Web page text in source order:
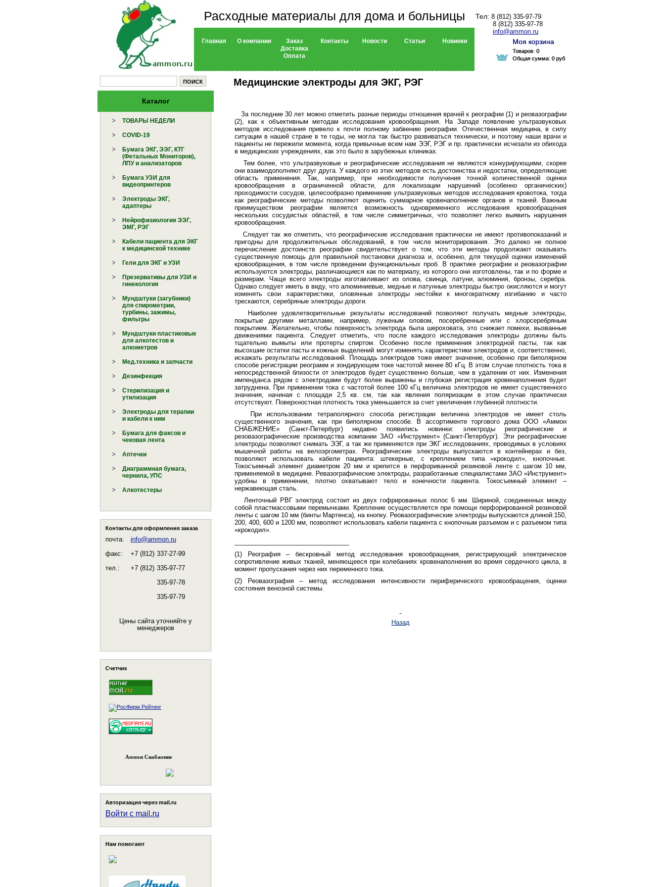
Расходные материалы для дома и больницы Тел: 8 (812) 335-97-79
8 (812) 335-97-78
info@ammon.ru
Моя корзина
Товаров: 0
Общая сумма: 0 руб
Главная О компании
Заказ
Доставка
Оплата
Контакты Новости Статьи Новинки Моя корзина
Товаров: 0
Общая сумма: 0 руб
Каталог
ТОВАРЫ НЕДЕЛИ
COVID-19
Бумага ЭКГ, ЭЭГ, КТГ
(Фетальных Мониторов),
ЛПУ и анализаторов
Бумага УЗИ для
видеопринтеров
Электроды ЭКГ,
адаптеры
Нейрофизиология ЭЭГ,
ЭМГ, РЭГ
Кабели пациента для ЭКГ
к медицинской технике
Гели для ЭКГ и УЗИ
Презервативы для УЗИ и
гинекология
Мундштуки (загубники)
для спирометрии,
турбины, зажимы,
фильтры
Мундштуки пластиковые
для алкотестов и
алкометров
Мед.техника и запчасти
Дезинфекция
Стерилизация и
утилизация
Электроды для терапии
и кабели к ним
Бумага для факсов и
чековая лента
Аптечки
Диаграммная бумага,
чернила, УПС
Алкотестеры
Контакты для оформления заказа
почта:
info@ammon.ru
факс:
+7 (812) 337-27-99
тел.:
+7 (812) 335-97-77
335-97-78
335-97-79
Цены сайта уточняйте у
менеджеров
Счетчик
Аммон Снабжение
Авторизация через mail.ru
Войти с mail.ru
Нам помогают
Медицинские электроды для ЭКГ, РЭГ
За последние 30 лет можно отметить разные периоды отношения врачей к реографии (1) и реовазографии
(2), как к объективным методам исследования кровообращения. На Западе появление ультразвуковых
методов исследования привело к почти полному забвению реографии. Отечественная медицина, в силу
ситуации в нашей стране в те годы, не могла так быстро развиваться технически, и поэтому наши врачи и
пациенты не пережили момента, когда привычные всем нам ЭЭГ, РЭГ и пр. практически исчезали из обихода
в медицинских учреждениях, как это было в зарубежных клиниках.
Тем более, что ультразвуковые и реографические исследования не являются конкурирующими, скорее
они взаимодополняют друг друга. У каждого из этих методов есть достоинства и недостатки, определяющие
область применения. Так, например, при необходимости получения точной количественной оценки
кровообращения в ограниченной области, для локализации нарушений (особенно органических)
проходимости сосудов, целесообразно применение ультразвуковых методов исследования кровотока, тогда
как реографические методы позволяют оценить суммарное кровенаполнение органов и тканей. Важным
преимуществом реографии является возможность одновременного исследования кровообращения
нескольких сосудистых областей, в том числе симметричных, что позволяет легко выявить нарушения
кровообращения.
Следует так же отметить, что реографические исследования практически не имеют противопоказаний и
пригодны для продолжительных обследований, в том числе мониторирования. Это далеко не полное
перечисление достоинств реографии свидетельствует о том, что эти методы продолжают оказывать
существенную помощь для правильной постановки диагноза и, особенно, для текущей оценки изменений
кровообращения, в том числе проведении функциональных проб. В практике реографии и реовазографии
используются электроды, различающиеся как по материалу, из которого они изготовлены, так и по форме и
размерам. Чаще всего электроды изготавливают из олова, свинца, латуни, алюминия, бронзы, серебра.
Однако следует иметь в виду, что алюминиевые, медные и латунные электроды быстро окисляются и могут
изменять свои характеристики, оловянные электроды нестойки к многократному изгибанию и часто
трескаются, серебряные электроды дороги.
Наиболее удовлетворительные результаты исследований позволяют получать медные электроды,
покрытые другими металлами, например, луженым оловом, посеребренные или с хлорсеребряным
покрытием. Желательно, чтобы поверхность электрода была шероховата, это снижает помехи, вызванные
движениями пациента. Следует отметить, что после каждого исследования электроды должны быть
тщательно вымыты или протерты спиртом. Особенно после применения электродной пасты, так как
высохшие остатки пасты и кожных выделений могут изменять характеристики электродов и, соответственно,
искажать результаты исследований. Площадь электродов тоже имеет значение, особенно при биполярном
способе регистрации реограмм и зондирующем токе частотой менее 80 кГц. В этом случае плотность тока в
непосредственной близости от электродов будет существенно больше, чем в удалении от них. Изменения
импенданса рядом с электродами будут более выражены и глубокая регистрация кровенаполнения будет
затруднена. При применении тока с частотой более 100 кГц величина электродов не имеет существенного
значения, начиная с площади 2,5 кв. см, так как явления поляризации в этом случае практически
отсутствуют. Поверхностная плотность тока уменьшается за счет увеличения глубинной плотности.
При использовании тетраполярного способа регистрации величина электродов не имеет столь
существенного значения, как при биполярном способе. В ассортименте торгового дома ООО «Аммон
СНАБЖЕНИЕ» (Санкт-Петербург) недавно появились новинки: электроды реографические и
резовазографические производства компании ЗАО «Инструмент» (Санкт-Петербург). Эти реографические
электроды позволяют снимать ЭЭГ, а так же применяются при ЭКГ исследованиях, проводимых в условиях
мышечной работы на велоэргометрах. Реографические электроды выпускаются в контейнерах и без,
позволяют использовать кабели пациента: штекерные, с креплением типа «крокодил», кнопочные.
Токосъемный элемент диаметром 20 мм и крепится в перфориванной резиновой ленте с шагом 10 мм,
применяемой в медицине. Ревазографические электроды, разработанные специалистами ЗАО «Инструмент»
удобны в применении, плотно охватывают тело и конечности пациента. Токосъемный элемент –
нержавеющая сталь.
Ленточный РВГ электрод состоит из двух гофрированных полос 6 мм. Шириной, соединенных между
собой пластмассовыми перемычками. Крепление осуществляется при помощи перфорированной резиновой
ленты с шагом 10 мм (бинты Мартенса), на кнопку. Реовазографические электроды выпускаются длиной:150,
200, 400, 600 и 1200 мм, позволяют использовать кабели пациента с кнопочным разъемом и с разъемом типа
«крокодил».
(1) Реография – бескровный метод исследования кровообращения, регистрирующий электрическое
сопротивление живых тканей, меняющееся при колебаниях кровенаполнения во время сердечного цикла, в
момент пропускания через них переменного тока.
(2) Реовазография – метод исследования интенсивности периферического кровообращения, оценки
состояния венозной системы.
Назад